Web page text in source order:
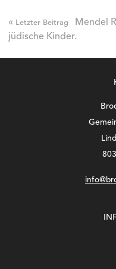
« Letzter Beitrag
Mendel
jüdische Kinder.